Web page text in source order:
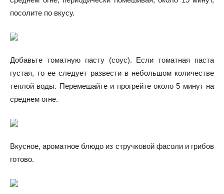
посолите по вкусу.
Добавьте томатную пасту (соус). Если томатная паста
густая, то ее следует развести в небольшом количестве
теплой воды. Перемешайте и прогрейте около 5 минут на
среднем огне.
Вкусное, ароматное блюдо из стручковой фасоли и грибов
готово.